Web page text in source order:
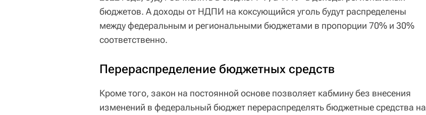
бюджетов. А доходы от НДПИ на коксующийся уголь будут распределены
между федеральным и региональными бюджетами в пропорции 70% и 30%
соответственно.
Перераспределение бюджетных средств
Кроме того, закон на постоянной основе позволяет кабмину без внесения
изменений в федеральный бюджет перераспределять бюджетные средства на